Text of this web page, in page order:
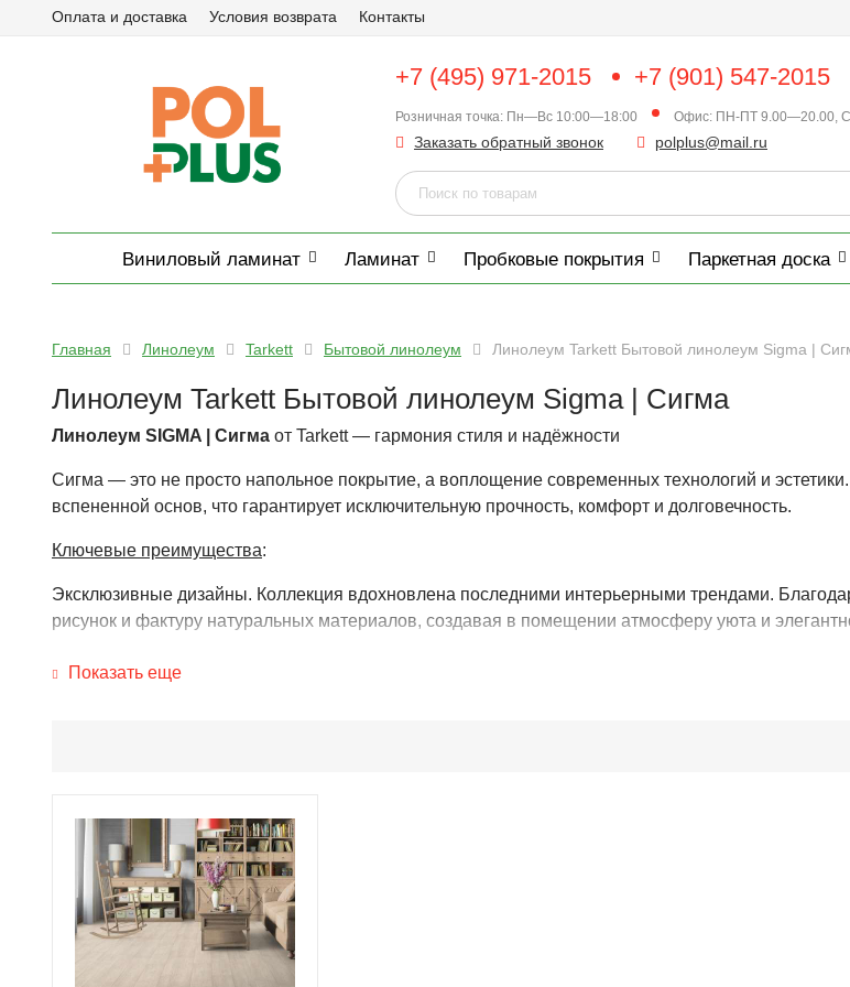
Оплата и доставка Условия возврата Контакты
+7 (495) 971-2015 +7 (901) 547-2015
Розничная точка: Пн—Вс 10:00—18:00 Офис: ПН-ПТ 9.00—20.00,
Заказать обратный звонок polplus@mail.ru
Виниловый ламинат Ламинат Пробковые покрытия Паркетная доска
Главная Линолеум Tarkett Бытовой линолеум Линолеум Tarkett Бытовой линолеум Sigma |
Линолеум Tarkett Бытовой линолеум Sigma | Сигма
Линолеум SIGMA | Сигма от Tarkett — гармония стиля и надёжности
Сигма — это не просто напольное покрытие, а воплощение современных технологий и
вспененной основ, что гарантирует исключительную прочность, комфорт и долговечность.
Ключевые преимущества:
Эксклюзивные дизайны. Коллекция вдохновлена последними интерьерными трендами.
рисунок и фактуру натуральных материалов, создавая в помещении атмосферу уюта и
Оптимальный комфорт. Благодаря продуманной толщине и жёсткости SIGMA обеспечивает
Повышенная износостойкость. Усиленный верхний слой защищает покрытие от истирания и
загородных домов и помещений с нерегулярным отоплением.
Лёгкость в уходе. Верхнее покрытие Extreme protection создаёт надёжный барьер против
покрытие надолго сохраняет свежесть и чистоту.
SIGMA от Tarkett — это выбор для тех, кто ценит безупречное качество, стиль и практичность в
Показать еще